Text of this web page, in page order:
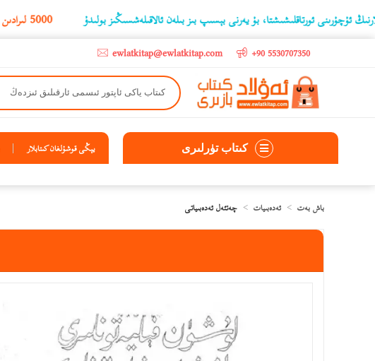
‫5000 لىرادىن يۇقىرى كىتاب سېتىۋالغۇچىلارغا تۈركىيە ئىچىگە ھەقسىز ئەۋەتىپ ېېرىلىدۇ ئورتاقلىشىشتا، بۇ يەرنى بېسىپ بىز بىلەن ئالاقىلەشسىڭىز بولىدۇ
+90 5530707350
ewlatkitap@ewlatkitap.com
كىتاب تۈرلىرى يېڭى قوشۇلغان كىتابلار
باش بەت ئەدەبىيات چەتئەل ئەدەبىياتى